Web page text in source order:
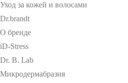
Уход за кожей и волосами
Dr.brandt
О бренде
iD-Stress
Dr. B. Lab
Микродермабразия